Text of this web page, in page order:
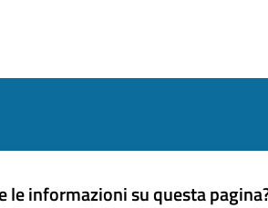
le informazioni su questa